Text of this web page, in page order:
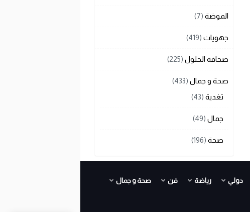
الموضة (7)
جهويات (419)
صحافة الحلول (225)
صحة و جمال (433)
تغدية (43)
جمال (49)
صحة (196)
دولي رياضة فن صحة و جمال